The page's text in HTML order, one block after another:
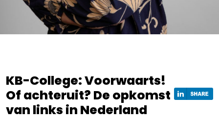
KB-College: Voorwaarts!
Of achteruit? De opkomst
van links in Nederland